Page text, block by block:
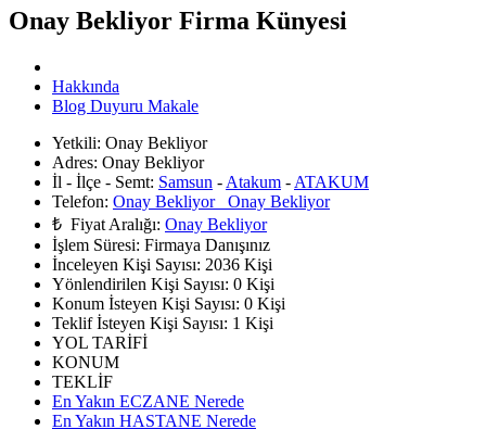
Onay Bekliyor Firma Künyesi
Hakkında
Blog Duyuru Makale
Yetkili: Onay Bekliyor
Adres: Onay Bekliyor
İl - İlçe - Semt: Samsun - Atakum - ATAKUM
Telefon: Onay Bekliyor Onay Bekliyor
₺ Fiyat Aralığı: Onay Bekliyor
İşlem Süresi: Firmaya Danışınız
İnceleyen Kişi Sayısı: 2036 Kişi
Yönlendirilen Kişi Sayısı: 0 Kişi
Konum İsteyen Kişi Sayısı: 0 Kişi
Teklif İsteyen Kişi Sayısı: 1 Kişi
YOL TARİFİ
KONUM
TEKLİF
En Yakın ECZANE Nerede
En Yakın HASTANE Nerede